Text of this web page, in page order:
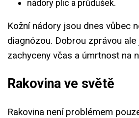
nádory plic a průdušek.
Kožní nádory jsou dnes vůbec
diagnózou. Dobrou zprávou
zachyceny včas a úmrtnost na
Rakovina ve světě
Rakovina není problémem